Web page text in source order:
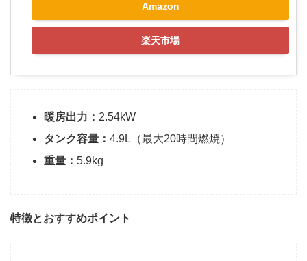
Amazon
楽天市場
暖房出力： 2.54kW
タンク容量： 4.9L（最大20時間燃焼）
重量： 5.9kg
特徴とおすすめポイント